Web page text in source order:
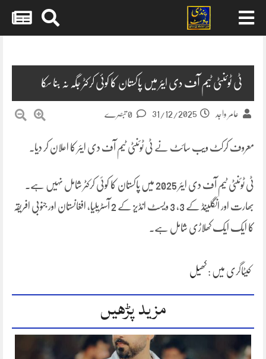
ٹی ٹوئنٹی ٹیم آف دی ایئر میں پاکستان کا کوئی کرکٹر جگہ نہ بنا سکا
عامر واجد 31/12/2025
معروف کرکٹ ویب سائٹ نے ٹی ٹوئنٹی ٹیم آف دی ایئر کا اعلان کر دیا۔
ٹی ٹوئنٹی ٹیم آف دی ایئر 2025 میں پاکستان کا کوئی کرکٹر شامل نہیں ہے۔
بھارت اور انگلینڈ کے 3، 3 ویسٹ انڈیز کے 2 آسٹریلیا، افغانستان اور جنوبی افریقہ
کا ایک ایک کھلاڑی شامل ہے۔
کیٹاگری میں : کھیل
مزید پڑھیں